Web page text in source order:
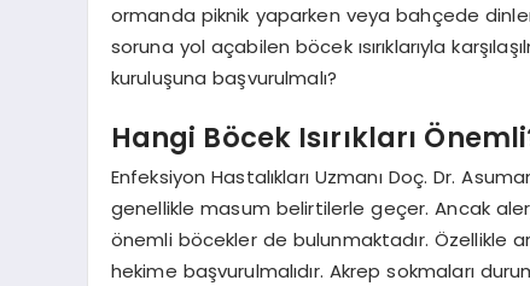
ormanda piknik yaparken veya bahçede
soruna yol açabilen böcek ısırıklarıyla
kuruluşuna başvurulmalı?
Hangi Böcek Isırıkları
Enfeksiyon Hastalıkları Uzmanı Doç. Dr.
genellikle masum belirtilerle geçer. Ancak
önemli böcekler de bulunmaktadır. Özellikle
hekime başvurulmalıdır. Akrep sokmaları